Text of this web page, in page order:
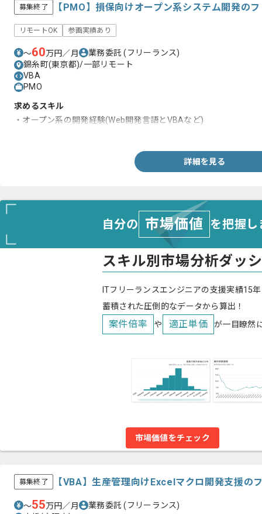
募集終了 【PMO】損保向けオープン系システム開発の
リモートOK 参画実績あり
〜60万円／月 業務委託(フリーランス)
錦糸町(東京都)/一部リモート
VBA
PMO
求めるスキル
・オープン系の開発経験(Web開発言語とVBAなど)
詳細を見る
自分の 市場価値 を把握
スキル別市場分析ダッ
ITフリーランスエンジニアの支援実績15
蓄積された圧倒的なデータから算出！
案件倍率 や 適正単価 が一目瞭然
市場価値をチェック
募集終了 【VBA】生産管理向けExcelマクロ開発支援の
〜55万円／月 業務委託(フリーランス)